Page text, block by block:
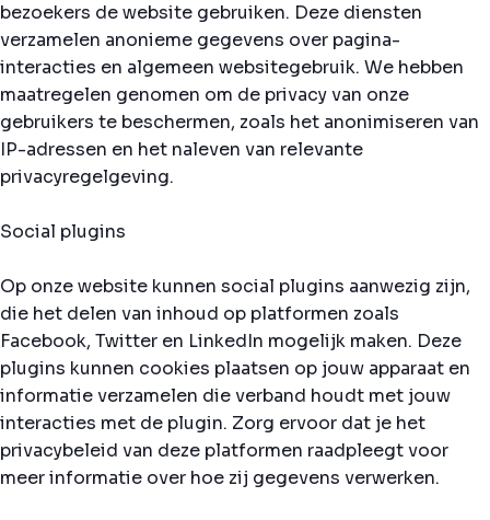
bezoekers de website gebruiken. Deze diensten
verzamelen anonieme gegevens over pagina-
interacties en algemeen websitegebruik. We hebben
maatregelen genomen om de privacy van onze
gebruikers te beschermen, zoals het anonimiseren van
IP-adressen en het naleven van relevante
privacyregelgeving.
Social plugins
Op onze website kunnen social plugins aanwezig zijn,
die het delen van inhoud op platformen zoals
Facebook, Twitter en LinkedIn mogelijk maken. Deze
plugins kunnen cookies plaatsen op jouw apparaat en
informatie verzamelen die verband houdt met jouw
interacties met de plugin. Zorg ervoor dat je het
privacybeleid van deze platformen raadpleegt voor
meer informatie over hoe zij gegevens verwerken.